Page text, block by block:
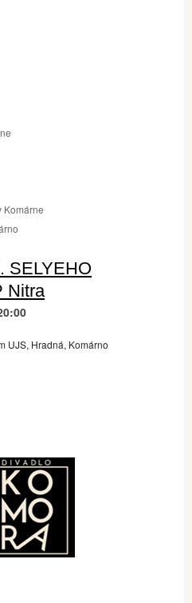
Komárne
SELYEHO
Nitra
UJS, Hradná, Komárno